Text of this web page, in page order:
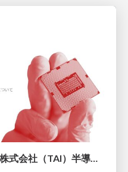
Tokyo Artisan Intelligence 株式会社（TAI）半導体戦略_最新版